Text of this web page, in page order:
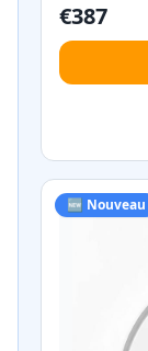
€387
🆕 Nouveau